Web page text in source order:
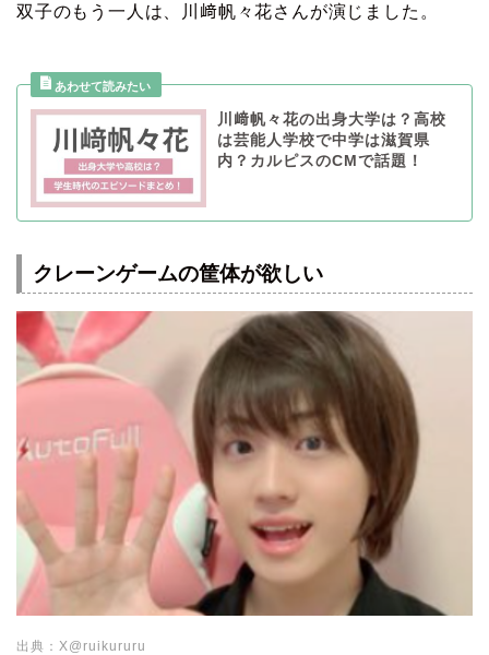
双子のもう一人は、川﨑帆々花さんが演じました。
川﨑帆々花の出身大学は？高校
は芸能人学校で中学は滋賀県
内？カルピスのCMで話題！
クレーンゲームの筐体が欲しい
出典：X@ruikururu